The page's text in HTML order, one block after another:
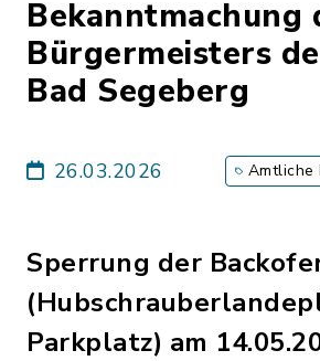
Bekanntmachung
Bürgermeisters
Bad Segeberg
26.03.2026 Amtliche
Sperrung der
Parkplatz) am